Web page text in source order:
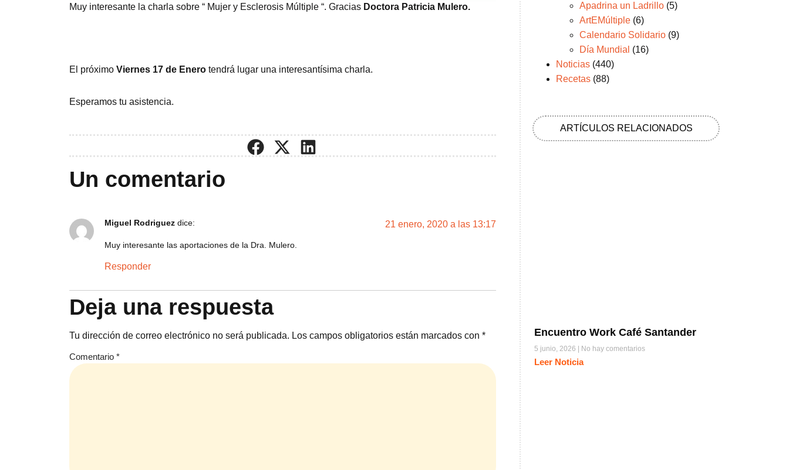
Muy interesante la charla sobre “ Mujer y Esclerosis Múltiple “. Gracias Doctora Patricia Mulero.
El próximo Viernes 17 de Enerotendrá lugar una interesantísima charla.
Esperamos tu asistencia.
Un comentario
Miguel Rodriguez dice: 21 enero, 2020 a las 13:17
Muy interesante las aportaciones de la Dra. Mulero.
Responder
Deja una respuesta
Tu dirección de correo electrónico no será publicada. Los campos obligatorios están marcados con *
Comentario *
Apadrina un Ladrillo(5)
ArtEMúltiple(6)
Calendario Solidario(9)
Día Mundial (16)
Noticias(440)
Recetas(88)
ARTÍCULOS RELACIONADOS
Encuentro Work Café Santander
5 junio, 2026 No hay comentarios
Leer Noticia